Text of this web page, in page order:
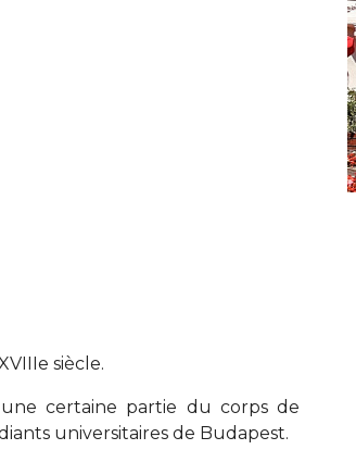
siècle.
certaine partie du corps de
universitaires de Budapest.